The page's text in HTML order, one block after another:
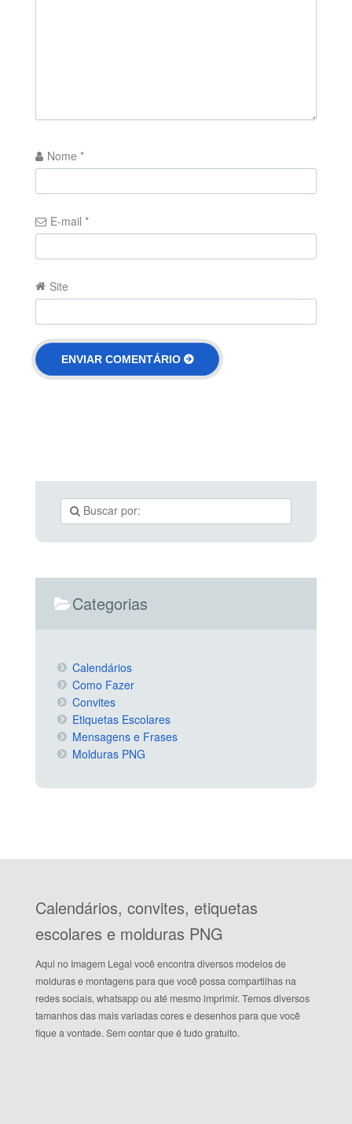
Nome *
E-mail *
Site
Categorias
Calendários
Como Fazer
Convites
Etiquetas Escolares
Mensagens e Frases
Molduras PNG
Calendários, convites, etiquetas
escolares e molduras PNG
Aqui no Imagem Legal você encontra diversos modelos de
molduras e montagens para que você possa compartilhas na
redes sociais, whatsapp ou até mesmo imprimir. Temos diversos
tamanhos das mais variadas cores e desenhos para que você
fique a vontade. Sem contar que é tudo gratuito.